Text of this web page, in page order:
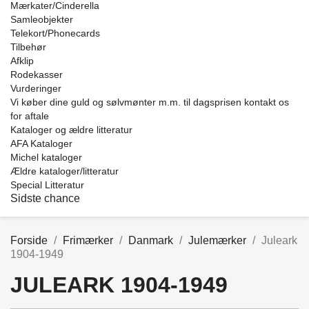
Mærkater/Cinderella
Samleobjekter
Telekort/Phonecards
Tilbehør
Afklip
Rodekasser
Vurderinger
Vi køber dine guld og sølvmønter m.m. til dagsprisen kontakt os
for aftale
Kataloger og ældre litteratur
AFA Kataloger
Michel kataloger
Ældre kataloger/litteratur
Special Litteratur
Sidste chance
Forside Frimærker Danmark Julemærker
Juleark
1904-1949
Price
JULEARK 1904-1949